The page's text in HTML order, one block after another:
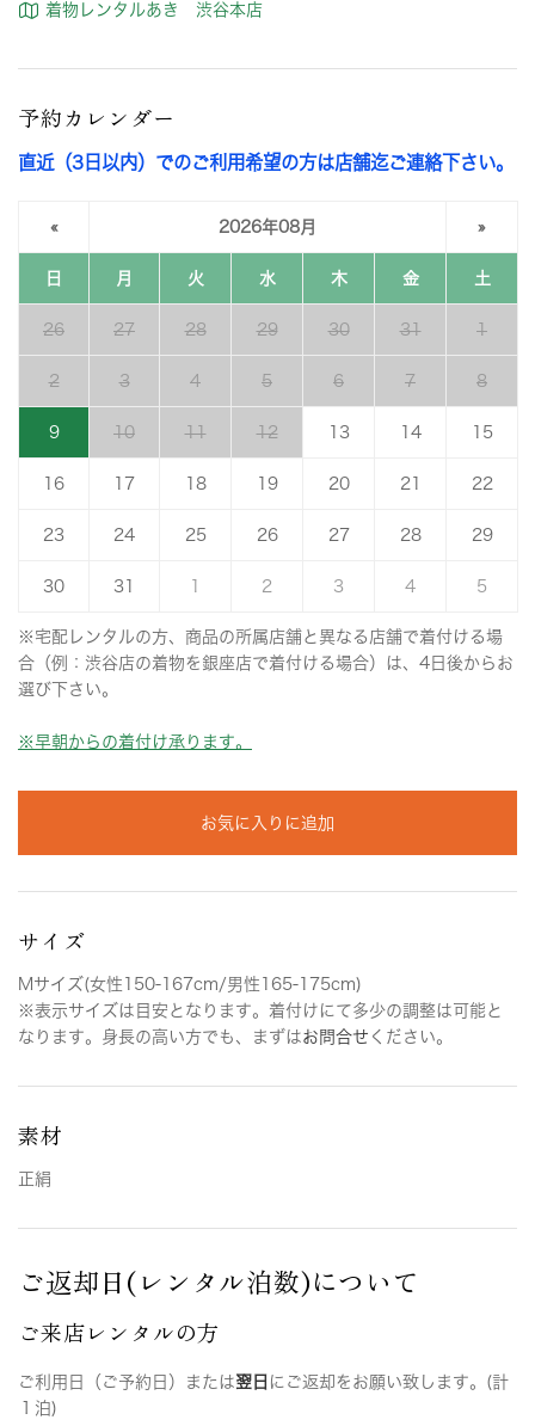
着物レンタルあき 渋谷本店
予約カレンダー
直近（3日以内）でのご利用希望の方は店舗迄ご連絡下さい。
« 2026年08月 »
日 月 火 水 木 金 土
26 27 28 29 30 31 1
2 3 4 5 6 7 8
9 10 11 12 13 14 15
16 17 18 19 20 21 22
23 24 25 26 27 28 29
30 31 2 3 4 5
※宅配レンタルの方、商品の所属店舗と異なる店舗で着付ける場
合（例：渋谷店の着物を銀座店で着付ける場合）は、4日後からお
選び下さい。
※早朝からの着付け承ります。
お気に入りに追加
サイズ
Mサイズ(女性150-167cm/男性165-175cm)
※表示サイズは目安となります。着付けにて多少の調整は可能と
なります。身長の高い方でも、まずはお問合せ ください。
素材
正絹
ご返却日(レンタル泊数)について
ご来店レンタルの方
ご利用日（ご予約日）または翌日 にご返却をお願い致します。(計
１泊)